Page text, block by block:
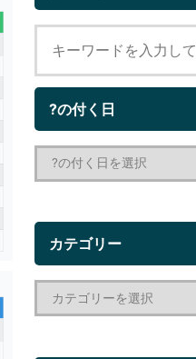
?の付く日
カテゴリー